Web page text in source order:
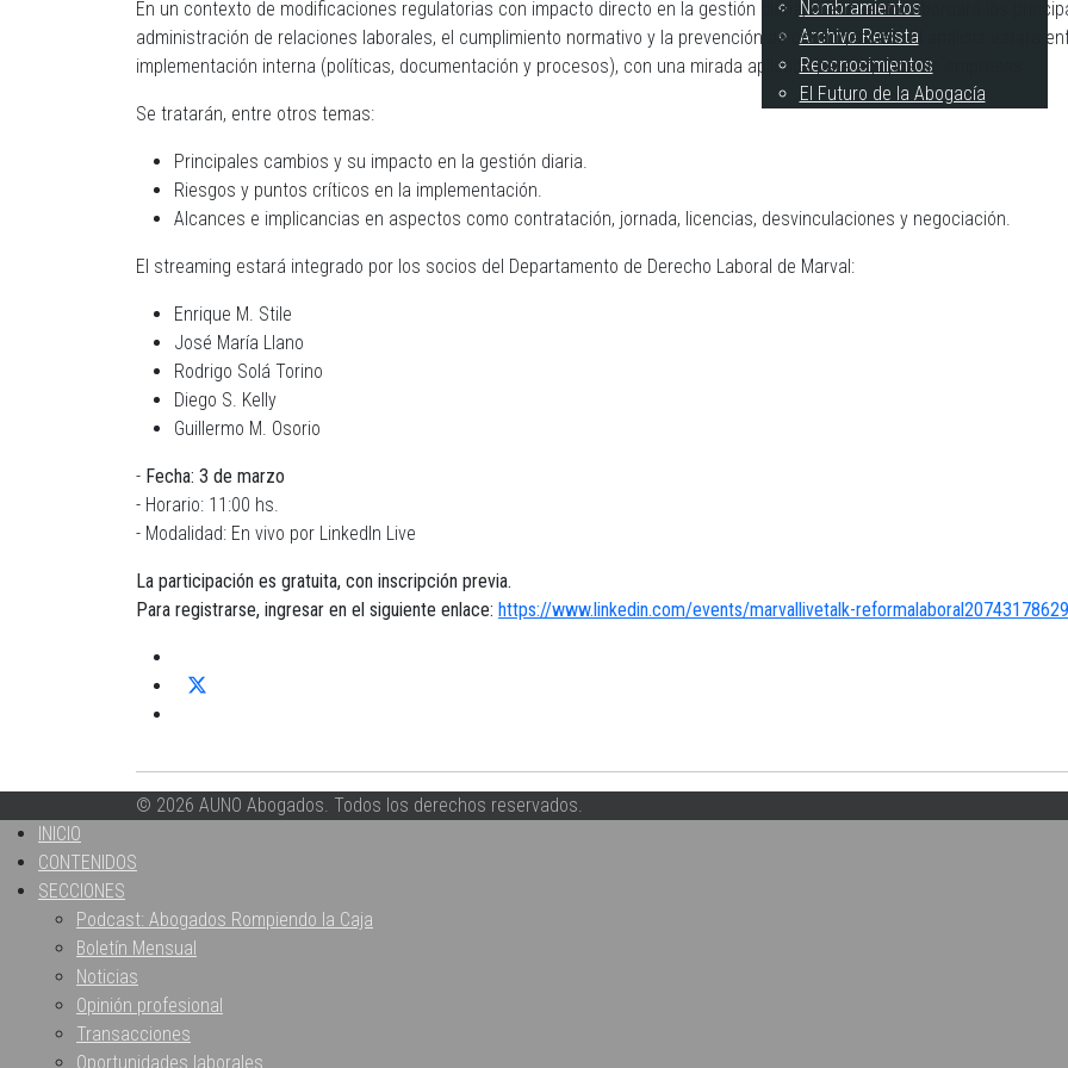
Nombramientos
Archivo Revista
Reconocimientos
El Futuro de la Abogacía
En un contexto de modificaciones regulatorias con impacto directo en la gestión diaria, el encuentro abordará los
administración de relaciones laborales, el cumplimiento normativo y la prevención de contingencias. El análisis estará
implementación interna (políticas, documentación y procesos), con una mirada aplicada para equipos de empresas.
Se tratarán, entre otros temas:
Principales cambios y su impacto en la gestión diaria.
Riesgos y puntos críticos en la implementación.
Alcances e implicancias en aspectos como contratación, jornada, licencias, desvinculaciones y negociación.
El streaming estará integrado por los socios del Departamento de Derecho Laboral de Marval:
Enrique M. Stile
José María Llano
Rodrigo Solá Torino
Diego S. Kelly
Guillermo M. Osorio
- Fecha: 3 de marzo
- Horario: 11:00 hs.
- Modalidad: En vivo por LinkedIn Live
La participación es gratuita, con inscripción previa.
Para registrarse, ingresar en el siguiente enlace: https://www.linkedin.com/events/marvallivetalk-
© 2026 AUNO Abogados. Todos los derechos reservados.
INICIO
CONTENIDOS
SECCIONES
Podcast: Abogados Rompiendo la Caja
Boletín Mensual
Noticias
Opinión profesional
Transacciones
Oportunidades laborales